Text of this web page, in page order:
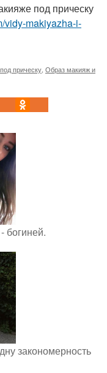
под прическу
vidy-makiyazha-i-
прическу Образ макияж и
богиней.
закономерность